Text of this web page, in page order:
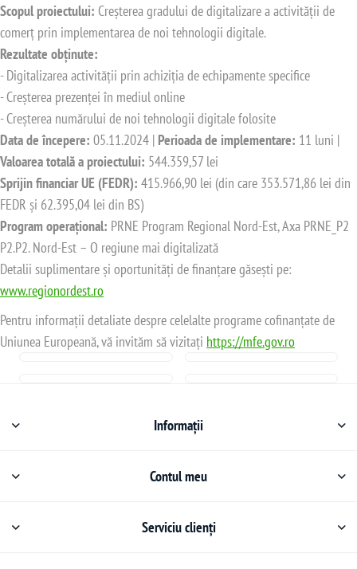
Scopul proiectului: Creșterea gradului de digitalizare a activității de
comerț prin implementarea de noi tehnologii digitale.
Rezultate obținute:
- Digitalizarea activității prin achiziția de echipamente specifice
- Creșterea prezenței în mediul online
- Creșterea numărului de noi tehnologii digitale folosite
Data de începere: 05.11.2024 | Perioada de implementare: 11 luni |
Valoarea totală a proiectului: 544.359,57 lei
Sprijin financiar UE (FEDR): 415.966,90 lei (din care 353.571,86 lei din
FEDR și 62.395,04 lei din BS)
Program operațional: PRNE Program Regional Nord-Est, Axa PRNE_P2
P2.P2. Nord-Est – O regiune mai digitalizată
Detalii suplimentare și oportunități de finanțare găsești pe:
www.regionordest.ro
Pentru informații detaliate despre celelalte programe cofinanțate de
Uniunea Europeană, vă invităm să vizitați https://mfe.gov.ro
Informații
Contul meu
Serviciu clienți